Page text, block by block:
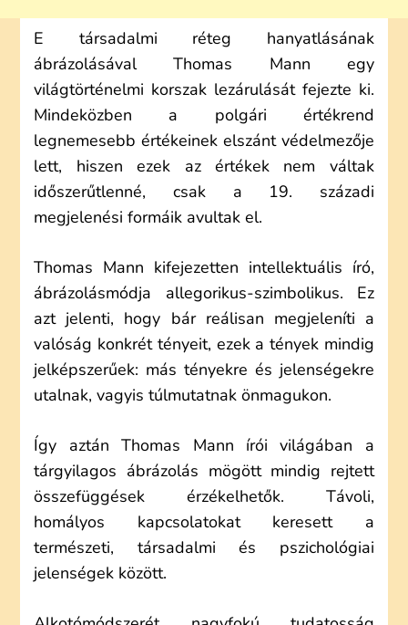
E társadalmi réteg hanyatlásának
ábrázolásával Thomas Mann egy
világtörténelmi korszak lezárulását fejezte ki.
Mindeközben a polgári értékrend
legnemesebb értékeinek elszánt védelmezője
lett, hiszen ezek az értékek nem váltak
időszerűtlenné, csak a 19. századi
megjelenési formáik avultak el.
Thomas Mann kifejezetten intellektuális író,
ábrázolásmódja allegorikus-szimbolikus. Ez
azt jelenti, hogy bár reálisan megjeleníti a
valóság konkrét tényeit, ezek a tények mindig
jelképszerűek: más tényekre és jelenségekre
utalnak, vagyis túlmutatnak önmagukon.
Így aztán Thomas Mann írói világában a
tárgyilagos ábrázolás mögött mindig rejtett
összefüggések érzékelhetők. Távoli,
homályos kapcsolatokat keresett a
természeti, társadalmi és pszichológiai
jelenségek között.